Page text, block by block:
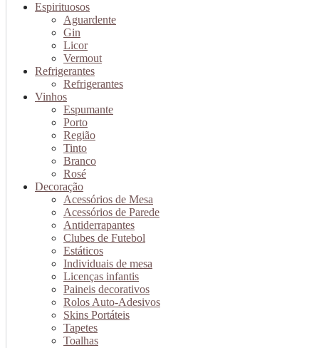
Espirituosos
Aguardente
Gin
Licor
Vermout
Refrigerantes
Refrigerantes
Vinhos
Espumante
Porto
Região
Tinto
Branco
Rosé
Decoração
Acessórios de Mesa
Acessórios de Parede
Antiderrapantes
Clubes de Futebol
Estáticos
Individuais de mesa
Licenças infantis
Paineis decorativos
Rolos Auto-Adesivos
Skins Portáteis
Tapetes
Toalhas